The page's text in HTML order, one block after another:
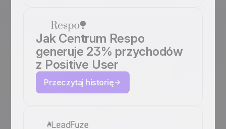
Jak Centrum Respo
generuje 23% przychodów
z Positive User
Przeczytaj historię